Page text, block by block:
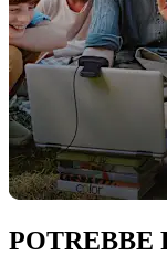
POTREBBE